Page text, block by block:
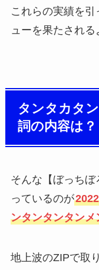
これらの実績を
ューを果たされる
タンタカタ
詞の内容は？
そんな【ぼっち
っているのが
ンタンタンタンメ
地上波のZIPで取